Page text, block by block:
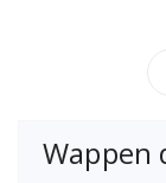
Wappen